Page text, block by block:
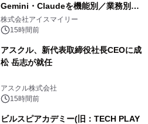
Gemini・Claudeを機能別／業務別に
比較―自社に合う生成AIの選び方がわ
かる実践ガイド
株式会社アイスマイリー
15時間前
アスクル、新代表取締役社長CEOに成
松 岳志が就任
アスクル株式会社
15時間前
ビルスピアカデミー(旧：TECH PLAY